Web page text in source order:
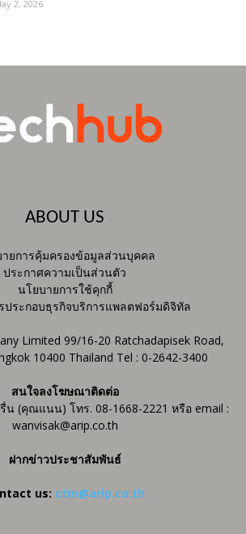
2, 2026
ABOUT US
ยการคุ้มครองข้อมูลส่วนบุคคล
ประกาศความเป็นส่วนตัว
นโยบายการใช้คุกกี้
ประกอบธุรกิจบริการแพลตฟอร์มดิจิทัล
Limited 99/16-20 Ratchadapisek Road,
10400 Thailand Tel : 0-2642-3400
สนใจลงโฆษณาติดต่อ
(คุณแนน) โทร. 08-1668-2221 หรือ email :
wanvisak@arip.co.th
ฝากข่าวประชาสัมพันธ์
us: ctm@arip.co.th